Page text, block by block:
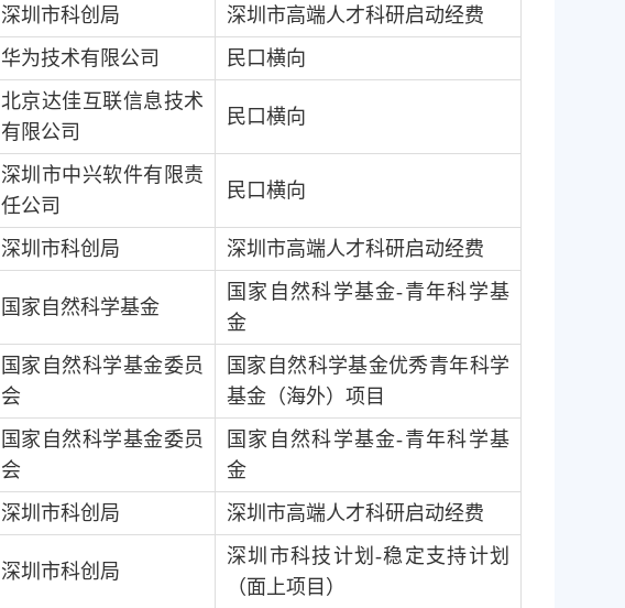
深圳市科创局
深圳市高端人才科研启动经费
华为技术有限公司
民口横向
北京达佳互联信息技术
有限公司
民口横向
深圳市中兴软件有限责
任公司
民口横向
深圳市科创局 深圳市高端人才科研启动经费
国家自然科学基金
国家自然科学基金-青年科学基
金
国家自然科学基金委员
会
国家自然科学基金优秀青年科学
基金（海外）项目
国家自然科学基金委员
会
国家自然科学基金-青年科学基
金
深圳市科创局 深圳市高端人才科研启动经费
深圳市科创局
深圳市科技计划-稳定支持计划
（面上项目）